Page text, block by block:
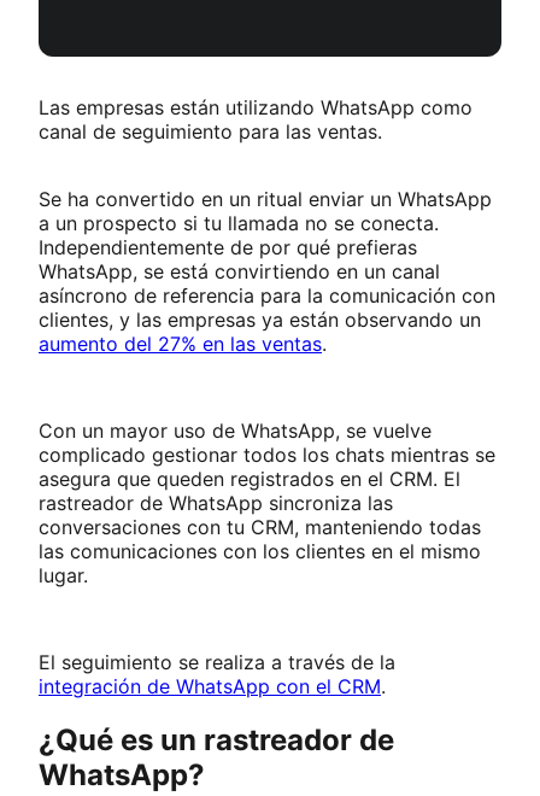
Las empresas están utilizando WhatsApp como
canal de seguimiento para las ventas.
Se ha convertido en un ritual enviar un WhatsApp
a un prospecto si tu llamada no se conecta.
Independientemente de por qué prefieras
WhatsApp, se está convirtiendo en un canal
asíncrono de referencia para la comunicación con
clientes, y las empresas ya están observando un
aumento del 27% en las ventas.
Con un mayor uso de WhatsApp, se vuelve
complicado gestionar todos los chats mientras se
asegura que queden registrados en el CRM. El
rastreador de WhatsApp sincroniza las
conversaciones con tu CRM, manteniendo todas
las comunicaciones con los clientes en el mismo
lugar.
El seguimiento se realiza a través de la
integración de WhatsApp con el CRM.
¿Qué es un rastreador de
WhatsApp?